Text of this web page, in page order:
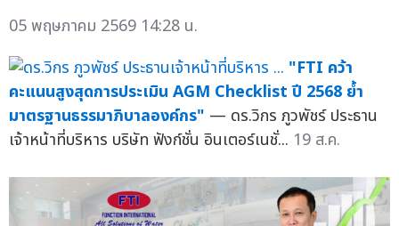
05 พฤษภาคม 2569 14:28 น.
"FTI คว้า
คะแนนสูงสุดการประเมิน AGM Checklist ปี 2568 ย้ำ
มาตรฐานธรรมาภิบาลองค์กร" — ดร.วิกร ภูวพัชร์ ประธาน
เจ้าหน้าที่บริหาร บริษัท ฟังก์ชั่น อินเตอร์เนชั่... 19 ส.ค.